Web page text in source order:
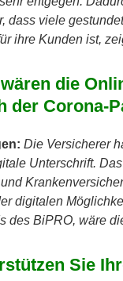
dass viele
ihre Kunden ist,
die
der Corona-
Die Versicherer
Unterschrift.
digitalen
des BiPRO, wäre
Sie